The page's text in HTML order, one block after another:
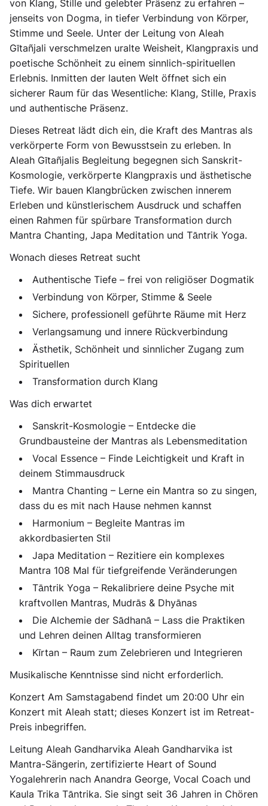
von Klang, Stille und gelebter Präsenz zu erfahren –
jenseits von Dogma, in tiefer Verbindung von Körper,
Stimme und Seele. Unter der Leitung von Aleah
Gītañjali verschmelzen uralte Weisheit, Klangpraxis und
poetische Schönheit zu einem sinnlich-spirituellen
Erlebnis. Inmitten der lauten Welt öffnet sich ein
sicherer Raum für das Wesentliche: Klang, Stille, Praxis
und authentische Präsenz.
Dieses Retreat lädt dich ein, die Kraft des Mantras als
verkörperte Form von Bewusstsein zu erleben. In
Aleah Gītañjalis Begleitung begegnen sich Sanskrit-
Kosmologie, verkörperte Klangpraxis und ästhetische
Tiefe. Wir bauen Klangbrücken zwischen innerem
Erleben und künstlerischem Ausdruck und schaffen
einen Rahmen für spürbare Transformation durch
Mantra Chanting, Japa Meditation und Tāntrik Yoga.
Wonach dieses Retreat sucht
Authentische Tiefe – frei von religiöser Dogmatik
Verbindung von Körper, Stimme & Seele
Sichere, professionell geführte Räume mit Herz
Verlangsamung und innere Rückverbindung
Ästhetik, Schönheit und sinnlicher Zugang zum
Spirituellen
Transformation durch Klang
Was dich erwartet
Sanskrit-Kosmologie – Entdecke die
Grundbausteine der Mantras als Lebensmeditation
Vocal Essence – Finde Leichtigkeit und Kraft in
deinem Stimmausdruck
Mantra Chanting – Lerne ein Mantra so zu singen,
dass du es mit nach Hause nehmen kannst
Harmonium – Begleite Mantras im
akkordbasierten Stil
Japa Meditation – Rezitiere ein komplexes
Mantra 108 Mal für tiefgreifende Veränderungen
Tāntrik Yoga – Rekalibriere deine Psyche mit
kraftvollen Mantras, Mudrās & Dhyānas
Die Alchemie der Sādhanā – Lass die Praktiken
und Lehren deinen Alltag transformieren
Kīrtan – Raum zum Zelebrieren und Integrieren
Musikalische Kenntnisse sind nicht erforderlich.
Konzert Am Samstagabend findet um 20:00 Uhr ein
Konzert mit Aleah statt; dieses Konzert ist im Retreat-
Preis inbegriffen.
Leitung Aleah Gandharvika Aleah Gandharvika ist
Mantra-Sängerin, zertifizierte Heart of Sound
Yogalehrerin nach Anandra George, Vocal Coach und
Kaula Trika Tāntrika. Sie singt seit 36 Jahren in Chören